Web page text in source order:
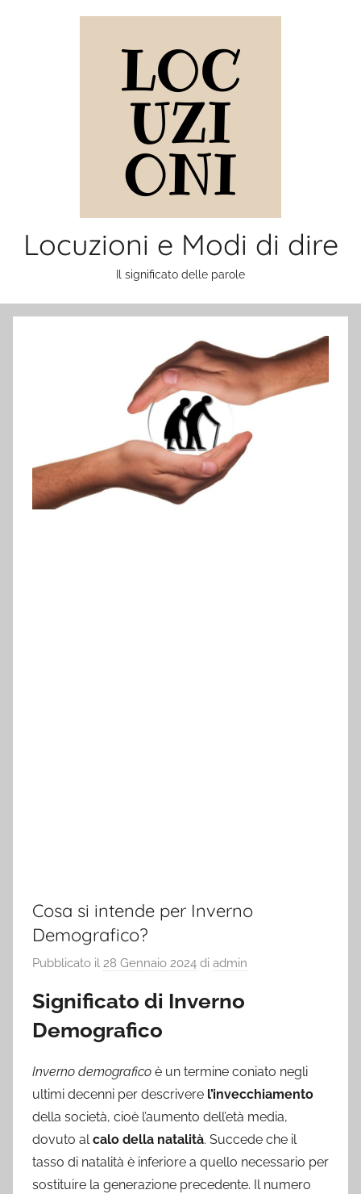
Locuzioni e Modi di dire
Il significato delle parole
Cosa si intende per Inverno
Demografico?
Pubblicato il 28 Gennaio 2024 di admin
Significato di Inverno
Demografico
Inverno demografico è un termine coniato negli
ultimi decenni per descrivere l’invecchiamento
della società, cioè l’aumento dell’età media,
dovuto al calo della natalità. Succede che il
tasso di natalità è inferiore a quello necessario per
sostituire la generazione precedente. Il numero